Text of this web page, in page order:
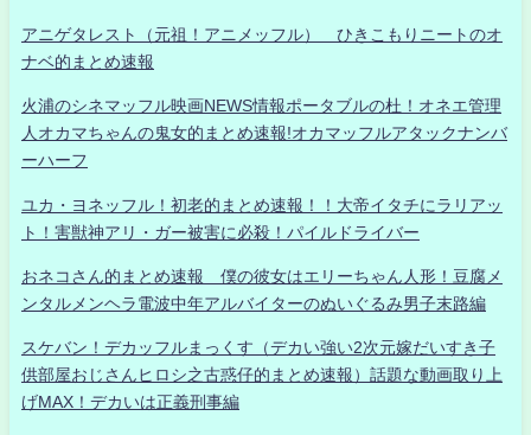
アニゲタレスト（元祖！アニメッフル） ひきこもりニートのオ
ナベ的まとめ速報
火浦のシネマッフル映画NEWS情報ポータブルの杜！オネエ管理
人オカマちゃんの鬼女的まとめ速報!オカマッフルアタックナンバ
ーハーフ
ユカ・ヨネッフル！初老的まとめ速報！！大帝イタチにラリアッ
ト！害獣神アリ・ガー被害に必殺！パイルドライバー
おネコさん的まとめ速報 僕の彼女はエリーちゃん人形！豆腐メ
ンタルメンヘラ電波中年アルバイターのぬいぐるみ男子末路編
スケバン！デカッフルまっくす（デカい強い2次元嫁だいすき子
供部屋おじさんヒロシ之古惑仔的まとめ速報）話題な動画取り上
げMAX！デカいは正義刑事編